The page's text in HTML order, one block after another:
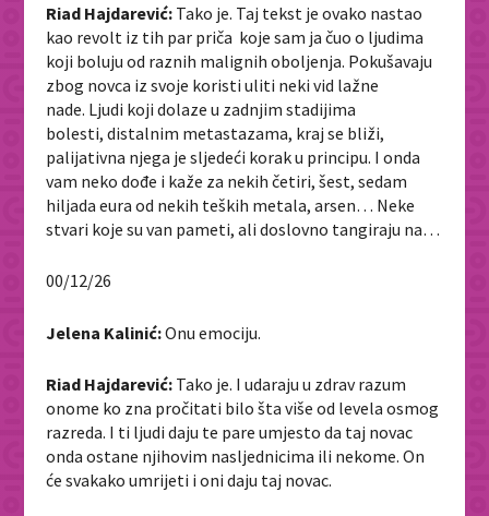
Riad Hajdarević: Tako je. Taj tekst je ovako nastao
kao revolt iz tih par priča koje sam ja čuo o ljudima
koji boluju od raznih malignih oboljenja. Pokušavaju
zbog novca iz svoje koristi uliti neki vid lažne
nade. Ljudi koji dolaze u zadnjim stadijima
bolesti, distalnim metastazama, kraj se bliži,
palijativna njega je sljedeći korak u principu. I onda
vam neko dođe i kaže za nekih četiri, šest, sedam
hiljada eura od nekih teških metala, arsen… Neke
stvari koje su van pameti, ali doslovno tangiraju na…
00/12/26
Jelena Kalinić:Onu emociju.
Riad Hajdarević: Tako je. I udaraju u zdrav razum
onome ko zna pročitati bilo šta više od levela osmog
razreda. I ti ljudi daju te pare umjesto da taj novac
onda ostane njihovim nasljednicima ili nekome. On
će svakako umrijeti i oni daju taj novac.